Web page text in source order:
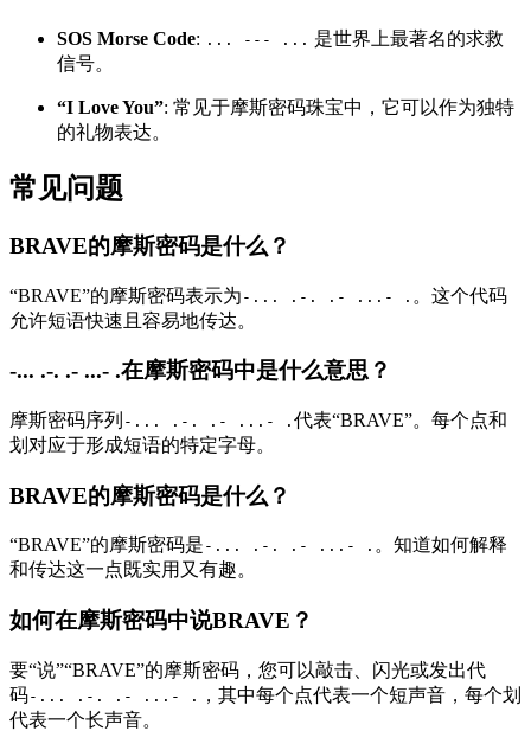
SOS Morse Code: ... --- ... 是世界上最著名的求救
信号。
“I Love You”: 常见于摩斯密码珠宝中，它可以作为独特
的礼物表达。
常见问题
BRAVE的摩斯密码是什么？
“BRAVE”的摩斯密码表示为 -... .-. .- ...- . 。这个代码
允许短语快速且容易地传达。
-... .-. .- ...- .在摩斯密码中是什么意思？
摩斯密码序列 -... .-. .- ...- . 代表“BRAVE”。每个点和
划对应于形成短语的特定字母。
BRAVE的摩斯密码是什么？
“BRAVE”的摩斯密码是 -... .-. .- ...- . 。知道如何解释
和传达这一点既实用又有趣。
如何在摩斯密码中说BRAVE？
要“说”“BRAVE”的摩斯密码，您可以敲击、闪光或发出代
码-... .-. .- ...- .
，其中每个点代表一个短声音，每个划
代表一个长声音。